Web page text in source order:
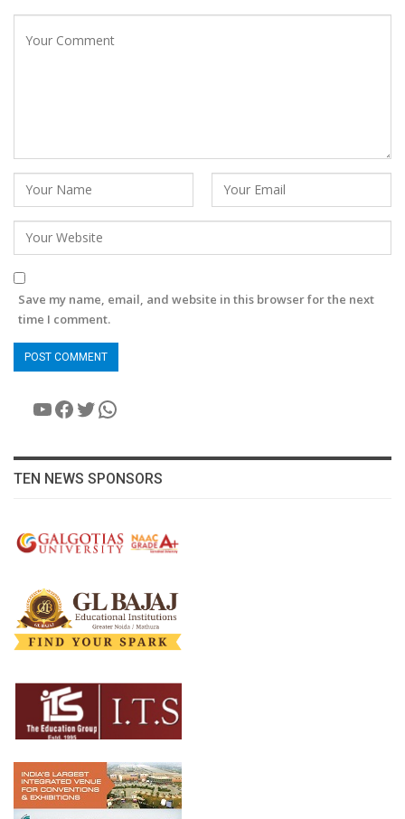
Save my name, email, and website in this browser for the next
time I comment.
YouTube
Facebook
Twitter
WhatsApp
TEN NEWS SPONSORS